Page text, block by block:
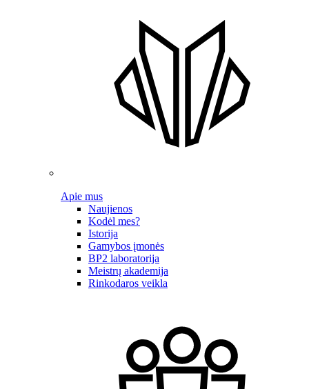
Apie mus
Naujienos
Kodėl mes?
Istorija
Gamybos įmonės
BP2 laboratorija
Meistrų akademija
Rinkodaros veikla